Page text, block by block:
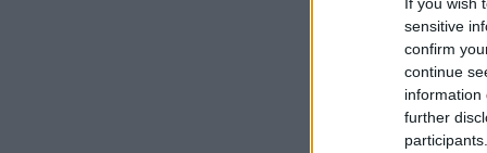
sensitive
confirm
continue
information
further